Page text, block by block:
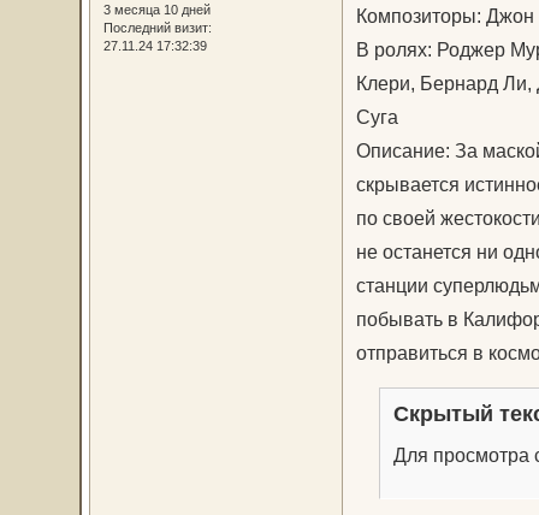
3 месяца 10 дней
Последний визит:
27.11.24 17:32:39
Композиторы:
В ролях: Роджер
Клери, Бернард
Суга
Описание: За
скрывается
по своей
не останется ни
станции
побывать в
отправиться в
Скрытый
Для просмотра